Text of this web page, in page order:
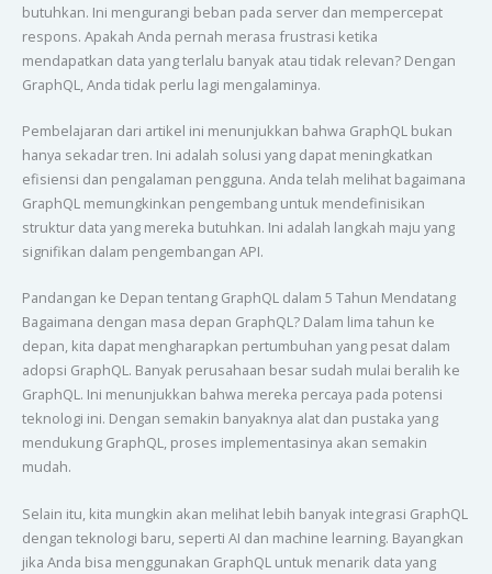
butuhkan. Ini mengurangi beban pada server dan mempercepat
respons. Apakah Anda pernah merasa frustrasi ketika
mendapatkan data yang terlalu banyak atau tidak relevan? Dengan
GraphQL, Anda tidak perlu lagi mengalaminya.
Pembelajaran dari artikel ini menunjukkan bahwa GraphQL bukan
hanya sekadar tren. Ini adalah solusi yang dapat meningkatkan
efisiensi dan pengalaman pengguna. Anda telah melihat bagaimana
GraphQL memungkinkan pengembang untuk mendefinisikan
struktur data yang mereka butuhkan. Ini adalah langkah maju yang
signifikan dalam pengembangan API.
Pandangan ke Depan tentang GraphQL dalam 5 Tahun Mendatang
Bagaimana dengan masa depan GraphQL? Dalam lima tahun ke
depan, kita dapat mengharapkan pertumbuhan yang pesat dalam
adopsi GraphQL. Banyak perusahaan besar sudah mulai beralih ke
GraphQL. Ini menunjukkan bahwa mereka percaya pada potensi
teknologi ini. Dengan semakin banyaknya alat dan pustaka yang
mendukung GraphQL, proses implementasinya akan semakin
mudah.
Selain itu, kita mungkin akan melihat lebih banyak integrasi GraphQL
dengan teknologi baru, seperti AI dan machine learning. Bayangkan
jika Anda bisa menggunakan GraphQL untuk menarik data yang